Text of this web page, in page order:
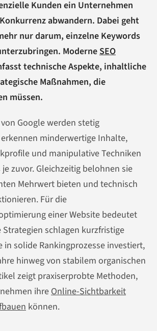
Kunden ein Unternehmen
abwandern. Dabei geht
nur darum, einzelne Keywords
ModerneSEO
technische Aspekte, inhaltliche
Maßnahmen, die
müssen.
Google werden stetig
minderwertige Inhalte,
und manipulative Techniken
zuvor. Gleichzeitig belohnen sie
Mehrwert bieten und technisch
Für die
einer Website bedeutet
Strategien schlagen kurzfristige
in solide Rankingprozesse investiert,
hinweg von stabilem organischen
zeigt praxiserprobte Methoden,
ihreOnline-Sichtbarkeit
können.